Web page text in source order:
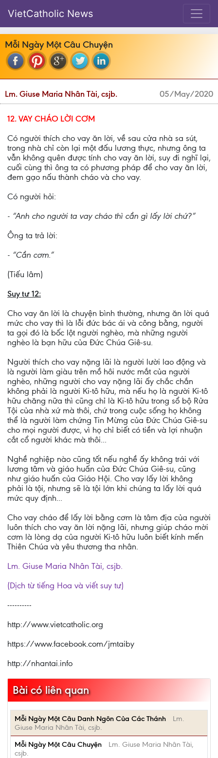
VietCatholic News
Mỗi Ngày Một Câu Chuyện
Lm. Giuse Maria Nhân Tài, csjb. 05/May/2020
12. VAY CHÁO LỜI CƠM
Có người thích cho vay ăn lời, về sau cửa nhà sa sút,
trong nhà chỉ còn lại một đấu lương thực, nhưng ông ta
vẫn không quên được tính cho vay ăn lời, suy đi nghĩ lại,
cuối cùng thì ông ta có phương pháp để cho vay ăn lời,
đem gạo nấu thành cháo và cho vay.
Có người hỏi:
- “Anh cho người ta vay cháo thì cần gì lấy lời chứ?”
Ông ta trả lời:
- “Cần cơm.”
(Tiếu lâm)
Suy tư 12:
Cho vay ăn lời là chuyện bình thường, nhưng ăn lời quá
mức cho vay thì là lỗi đức bác ái và công bằng, người
ta gọi đó là bốc lột người nghèo, mà những người
nghèo là bạn hữu của Đức Chúa Giê-su.
Người thích cho vay nặng lãi là người lười lao động và
là người làm giàu trên mồ hôi nước mắt của người
nghèo, những người cho vay nặng lãi ấy chắc chắn
không phải là người Ki-tô hữu, mà nếu họ là người Ki-tô
hữu chăng nữa thì cũng chỉ là Ki-tô hữu trong sổ bộ Rửa
Tội của nhà xứ mà thôi, chứ trong cuộc sống họ không
thể là người làm chứng Tin Mừng của Đức Chúa Giê-su
cho mọi người được, vì họ chỉ biết có tiền và lợi nhuận
cắt cổ người khác mà thôi...
Nghề nghiệp nào cũng tốt nếu nghề ấy không trái với
lương tâm và giáo huấn của Đức Chúa Giê-su, cũng
như giáo huấn của Giáo Hội. Cho vay lấy lời không
phải là tội, nhưng sẽ là tội lớn khi chúng ta lấy lời quá
mức quy định...
Cho vay cháo để lấy lời bằng cơm là tâm địa của người
luôn thích cho vay ăn lời nặng lãi, nhưng giúp cháo mời
cơm là lòng dạ của người Ki-tô hữu luôn biết kính mến
Thiên Chúa và yêu thương tha nhân.
Lm. Giuse Maria Nhân Tài, csjb.
(Dịch từ tiếng Hoa và viết suy tư)
----------
http://www.vietcatholic.org
https://www.facebook.com/jmtaiby
http://nhantai.info
Bài có liên quan
Mỗi Ngày Một Câu Danh Ngôn Của Các Thánh
Lm.
Giuse Maria Nhân Tài, csjb.
Mỗi Ngày Một Câu Chuyện
Lm. Giuse Maria Nhân Tài,
csjb.